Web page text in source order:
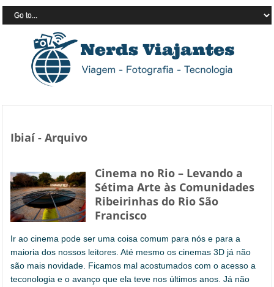
Ibiaí - Arquivo
Cinema no Rio – Levando a
Sétima Arte às Comunidades
Ribeirinhas do Rio São
Francisco
Ir ao cinema pode ser uma coisa comum para nós e para a
maioria dos nossos leitores. Até mesmo os cinemas 3D já não
são mais novidade. Ficamos mal acostumados com o acesso a
teconologia e o avanço que ela teve nos últimos anos. Já não